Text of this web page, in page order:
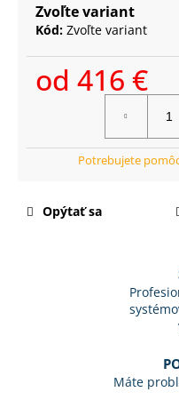
Zvoľte variant
Kód: Zvoľte variant
od 416 €
Opýtať sa
Máte